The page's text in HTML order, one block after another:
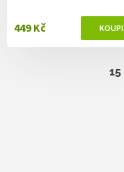
449 Kč
15